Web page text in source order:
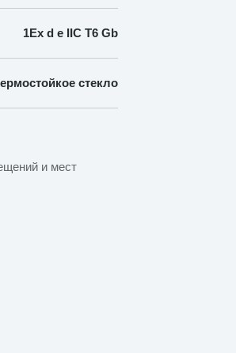
1Ex d e IIC T6 Gb
стекло
и мест